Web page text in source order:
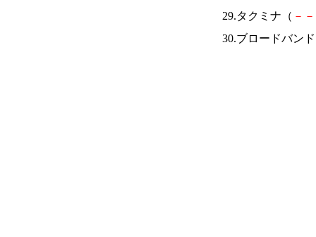
29.タクミナ（ － －
30.ブロードバン